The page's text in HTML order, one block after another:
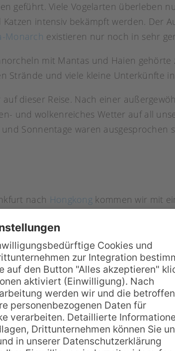
geführt. Viele Vogelarten überleben
intensiv bekämpft werden. Der
Monarch existieren nur noch in sehr
mit Mantas und Haien
Strände und viele kleine Unterkünfte
dieser Reise. Nach einer
und wolkenreiches Wetter auf all
Sonnentage waren ausgesprochen
nach Hongkong kommen wir mit
der Fidschi Inseln, 10 km von Nadi
Karten unser erstes Reiseziel auf